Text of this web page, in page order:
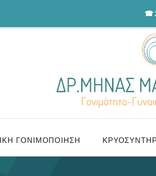
ΓΟΝΙΜΟΠΟΊΗΣΗ
☎